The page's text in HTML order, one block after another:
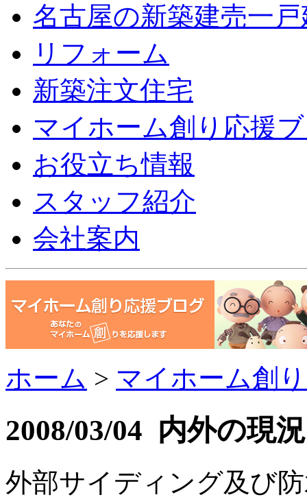
名古屋の新築建売一
リフォーム
新築注文住宅
マイホーム創り応援
お役立ち情報
スタッフ紹介
会社案内
ホーム > マイホーム創
2008/03/04 内外の現
外部サイディング及び